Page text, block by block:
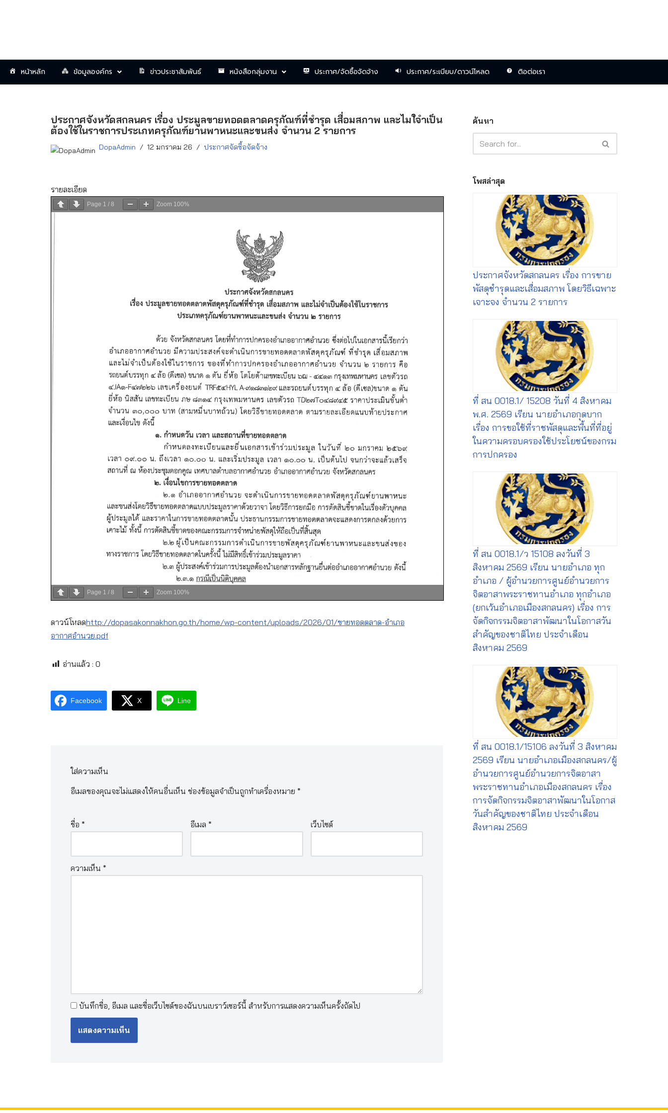
หน้าหลัก ข้อมูลองค์กร ข่าวประชาสัมพันธ์ หนังสือกลุ่มงาน ประกาศ/จัดซื้อจัดจ้าง ประกาศ/ระเบียบ/ดาวน์โหลด ติอต่อเรา
ประกาศจังหวัดสกลนคร เรื่อง ประมูลขายทอดตลาดครุภัณฑ์ที่ชำรุด เสื่อมสภาพ และไมใ่จำเป็น
ต้องใช้ในราชการประเภทครุภัณฑ์ยานพาหนะและขนส่ง จำนวน 2 รายการ
DopaAdmin 12 มกราคม 26 ประกาศจัดซื้อจัดจ้าง
รายละเอียด
Page 1 / 8 Zoom 100%
Page 1 / 8 Zoom 100%
ดาวน์โหลดhttp://dopasakonnakhon.go.th/home/wp-content/uploads/2026/01/ขายทอดตลาด-อำเภอ
อากาศอำนวย.pdf
อ่านแล้ว : 0
Facebook X Line
ใส่ความเห็น
อีเมลของคุณจะไม่แสดงให้คนอื่นเห็น ช่องข้อมูลจำเป็นถูกทำเครื่องหมาย *
ชื่อ * อีเมล* เว็บไซต์
ความเห็น *
บันทึกชื่อ, อีเมล และชื่อเว็บไซต์ของฉันบนเบราว์เซอร์นี้ สำหรับการแสดงความเห็นครั้งถัดไป
ค้นหา
โพสล่าสุด
ประกาศจังหวัดสกลนคร เรื่อง การขาย
พัสดุชำรุดและเสื่อมสภาพ โดยวิธีเฉพาะ
เจาะจง จำนวน 2 รายการ
ที่ สน 0018.1/ 15208 วันที่ 4 สิงหาคม
พ.ศ. 2569 เรียน นายอำเภอกุดบาก
เรื่อง การขอใช้ที่ราชพัสดุและพื้นที่ที่อยู่
ในความครอบครองใช้ประโยชน์ของกรม
การปกครอง
ที่ สน 0018.1/ว 15108 ลงวันที่ 3
สิงหาคม 2569 เรียน นายอำเภอ ทุก
อำเภอ / ผู้อำนวยการศูนย์อำนวยการ
จิตอาสาพระราชทานอำเภอ ทุกอำเภอ
(ยกเว้นอำเภอเมืองสกลนคร) เรื่อง การ
จัดกิจกรรมจิตอาสาพัฒนาในโอกาสวัน
สำคัญของชาติไทย ประจำเดือน
สิงหาคม 2569
ที่ สน 0018.1/15106 ลงวันที่ 3 สิงหาคม
2569 เรียน นายอำเภอเมืองสกลนคร/ผู้
อำนวยการศูนย์อำนวยการจิตอาสา
พระราชทานอำเภอเมืองสกลนคร เรื่อง
การจัดกิจกรรมจิตอาสาพัฒนาในโอกาส
วันสำคัญของชาติไทย ประจำเดือน
สิงหาคม 2569